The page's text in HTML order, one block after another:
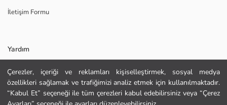
Çerezler, içeriği ve reklamları kişiselleştirmek, sosyal medya
özellikleri sağlamak ve trafiğimizi analiz etmek için kullanılmaktadır.
“Kabul Et” seçeneği ile tüm çerezleri kabul edebilirsiniz veya “Çerez
İletişim Formu
Yardım
Sıkça Sorulan Sorular
İade